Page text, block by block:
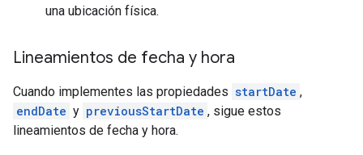
una ubicación física.
Lineamientos de fecha y hora
Cuando implementes las propiedades startDate ,
endDate y previousStartDate , sigue estos
lineamientos de fecha y hora.